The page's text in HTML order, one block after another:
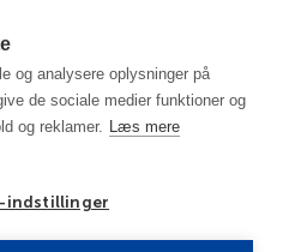
og analysere oplysninger på
de sociale medier funktioner og
og reklamer. Læs mere
indstillinger